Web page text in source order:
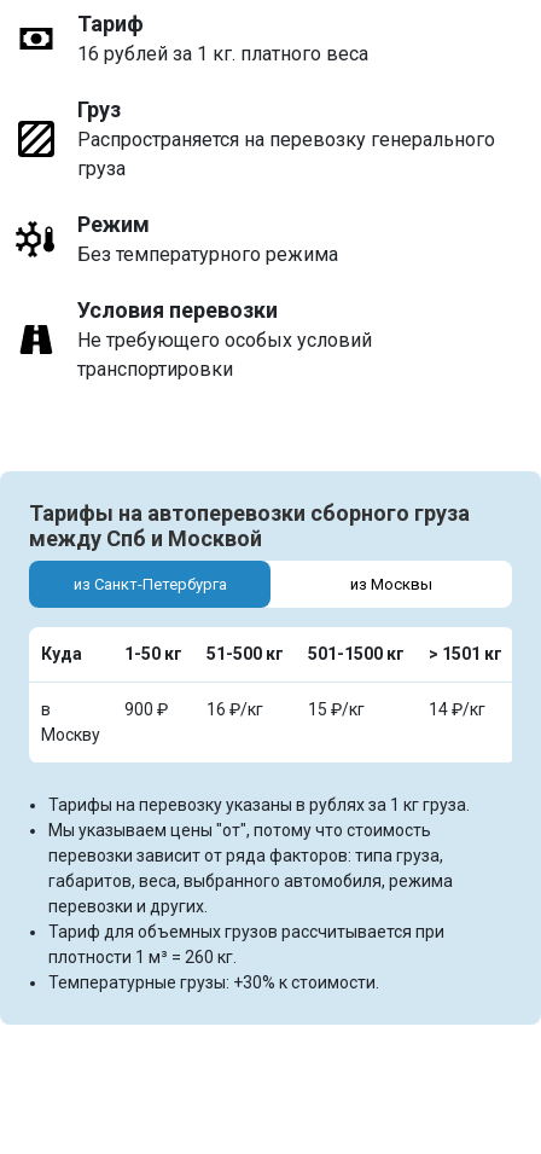
Тариф
16 рублей за 1 кг. платного веса
Груз
Распространяется на перевозку генерального
груза
Режим
Без температурного режима
Условия перевозки
Не требующего особых условий
транспортировки
Тарифы на автоперевозки сборного груза
между Спб и Москвой
из Санкт-Петербурга из Москвы
Куда 1-50 кг 51-500 кг 501-1500 кг > 1501 кг
в
Москву
900 ₽ 16 ₽/кг 15 ₽/кг 14 ₽/кг
Тарифы на перевозку указаны в рублях за 1 кг груза.
Мы указываем цены "от", потому что стоимость
перевозки зависит от ряда факторов: типа груза,
габаритов, веса, выбранного автомобиля, режима
перевозки и других.
Тариф для объемных грузов рассчитывается при
плотности 1 м³ = 260 кг.
Температурные грузы: +30% к стоимости.